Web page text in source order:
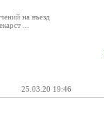
на въезд
...
25.03.20 19:46